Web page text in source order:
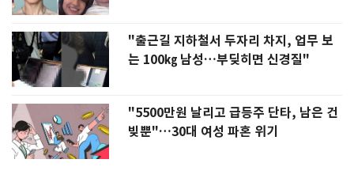
"출근길 지하철서 두자리 차지, 업무 보
는 100㎏ 남성…부딪히면 신경질"
"5500만원 날리고 급등주 단타, 남은 건
빚뿐"…30대 여성 파혼 위기